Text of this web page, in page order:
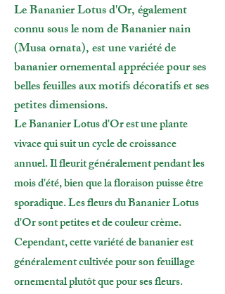
Le Bananier Lotus d'Or, également
connu sous le nom de Bananier nain
(Musa ornata), est une variété de
bananier ornemental appréciée pour ses
belles feuilles aux motifs décoratifs et ses
petites dimensions.
Le Bananier Lotus d'Or est une plante
vivace qui suit un cycle de croissance
annuel. Il fleurit généralement pendant les
mois d'été, bien que la floraison puisse être
sporadique. Les fleurs du Bananier Lotus
d'Or sont petites et de couleur crème.
Cependant, cette variété de bananier est
généralement cultivée pour son feuillage
ornemental plutôt que pour ses fleurs.